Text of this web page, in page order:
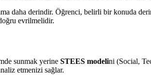
daha derindir. Öğrenci, belirli bir konuda
evrilmelidir.
sunmak yerine STEES modelini (Social,
etmenizi sağlar.